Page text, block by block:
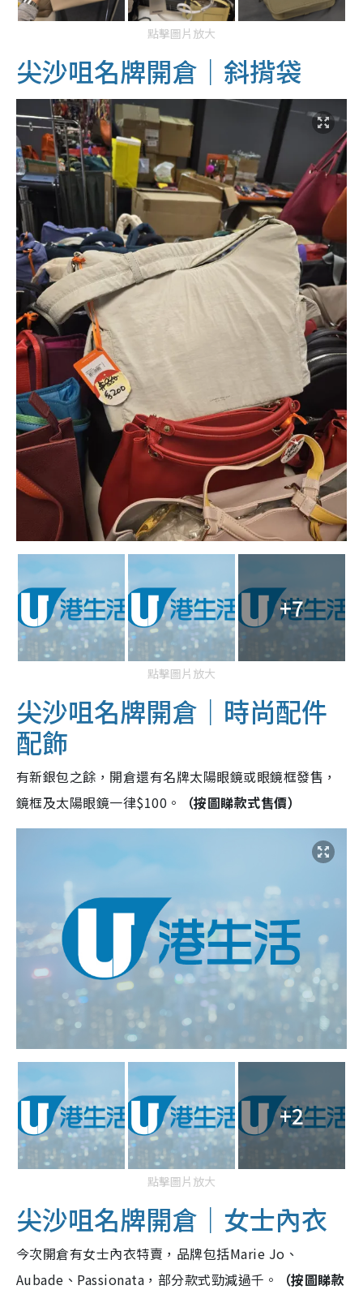
點擊圖片放大
尖沙咀名牌開倉｜斜揹袋
+7
點擊圖片放大
尖沙咀名牌開倉｜時尚配件
配飾
有新銀包之餘，開倉還有名牌太陽眼鏡或眼鏡框發售，
鏡框及太陽眼鏡一律$100。
（按圖睇款式售價）
+2
點擊圖片放大
尖沙咀名牌開倉｜女士內衣
今次開倉有女士內衣特賣，品牌包括Marie Jo、
Aubade、Passionata，部分款式勁減過千。
（按圖睇款